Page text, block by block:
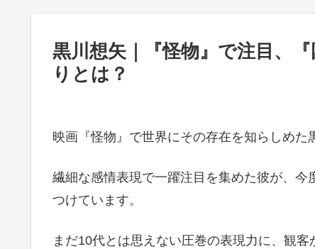
黒川想矢｜『怪物』で注目、
りとは？
映画『怪物』で世界にその存在を知らしめた
繊細な感情表現で一躍注目を集めた彼が、今
つけています。
まだ10代とは思えない圧巻の表現力に、観客